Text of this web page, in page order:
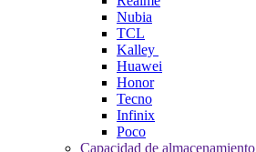
Nubia
TCL
Kalley
Huawei
Honor
Tecno
Infinix
Poco
Capacidad de almacenamiento